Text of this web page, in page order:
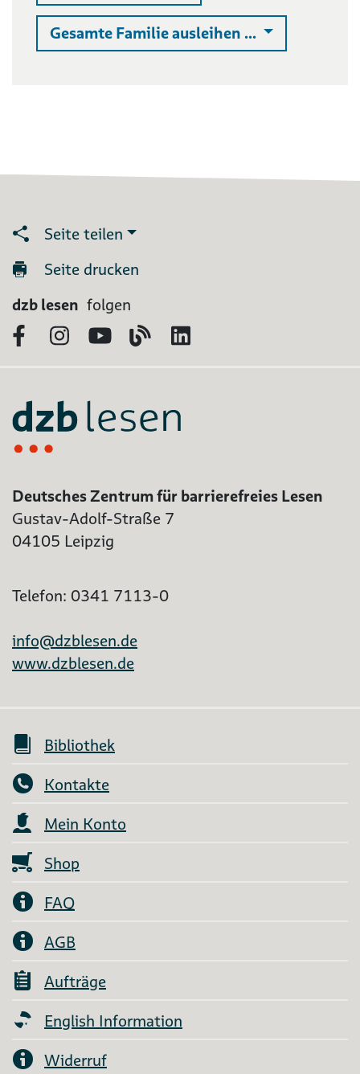
Gesamte Familie ausleihen ... Auswahlliste
Seite teilen
Seite drucken
dzb lesen folgen
FacebookInstagram
YouTubeBlog
Deutsches Zentrum für barrierefreies Lesen
Gustav-Adolf-Straße 7
04105 Leipzig
Telefon: 0341 7113-0
info@dzblesen.de
www.dzblesen.de
Bibliothek
Kontakte
Mein Konto
Shop
FAQ
AGB
Aufträge
English Information
Widerruf